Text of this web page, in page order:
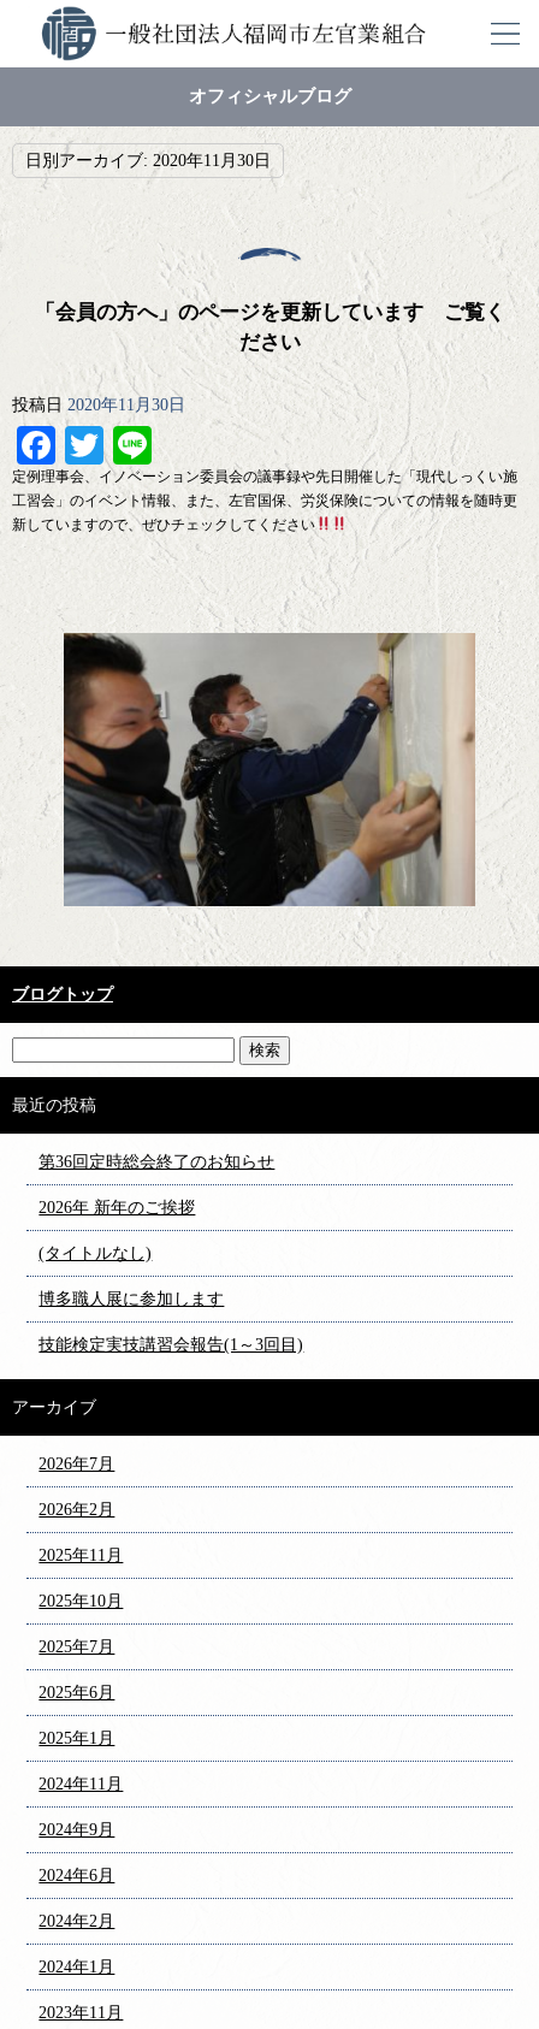
オフィシャルブログ
日別アーカイブ: 2020年11月30日
「会員の方へ」のページを更新しています ご覧く
ださい
投稿日 2020年11月30日
Facebook
Twitter
Line
定例理事会、イノベーション委員会の議事録や先日開催した「現代しっくい施
工習会」のイベント情報、また、左官国保、労災保険についての情報を随時更
新していますので、ぜひチェックしてください
ブログトップ
最近の投稿
第36回定時総会終了のお知らせ
2026年 新年のご挨拶
(タイトルなし)
博多職人展に参加します
技能検定実技講習会報告(1～3回目)
アーカイブ
2026年7月
2026年2月
2025年11月
2025年10月
2025年7月
2025年6月
2025年1月
2024年11月
2024年9月
2024年6月
2024年2月
2024年1月
2023年11月